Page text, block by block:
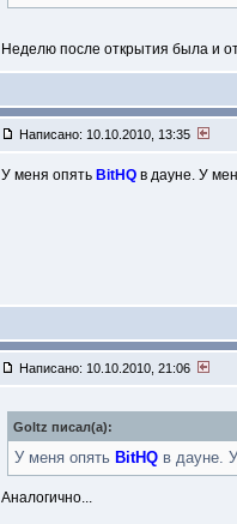
Неделю после открытия была и
Написано: 10.10.2010, 13:35
У меня опять BitHQ в дауне. У
Написано: 10.10.2010, 21:06
Goltz писал(a):
У меня опять BitHQ в дауне.
Аналогично...